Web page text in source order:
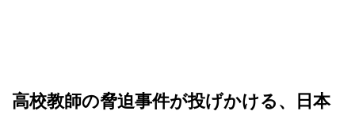
高校教師の脅迫事件が投げかける、日本